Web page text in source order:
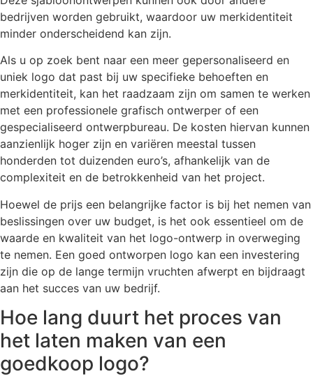
bedrijven worden gebruikt, waardoor uw merkidentiteit
minder onderscheidend kan zijn.
Als u op zoek bent naar een meer gepersonaliseerd en
uniek logo dat past bij uw specifieke behoeften en
merkidentiteit, kan het raadzaam zijn om samen te werken
met een professionele grafisch ontwerper of een
gespecialiseerd ontwerpbureau. De kosten hiervan kunnen
aanzienlijk hoger zijn en variëren meestal tussen
honderden tot duizenden euro’s, afhankelijk van de
complexiteit en de betrokkenheid van het project.
Hoewel de prijs een belangrijke factor is bij het nemen van
beslissingen over uw budget, is het ook essentieel om de
waarde en kwaliteit van het logo-ontwerp in overweging
te nemen. Een goed ontworpen logo kan een investering
zijn die op de lange termijn vruchten afwerpt en bijdraagt
aan het succes van uw bedrijf.
Hoe lang duurt het proces van
het laten maken van een
goedkoop logo?